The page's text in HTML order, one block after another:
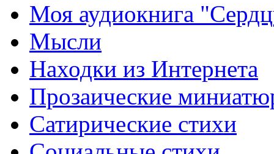
Моя аудиокнига
Мысли
Находки из Интернета
Прозаические
Сатирические стихи